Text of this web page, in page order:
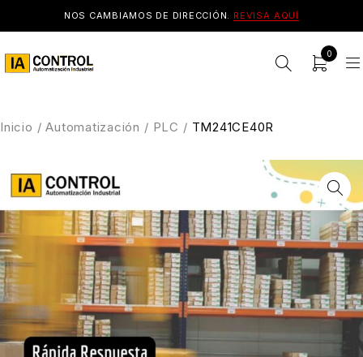
NOS CAMBIAMOS DE DIRECCIÓN. REVISA AQUÍ
0
Inicio / Automatización / PLC / TM241CE40R